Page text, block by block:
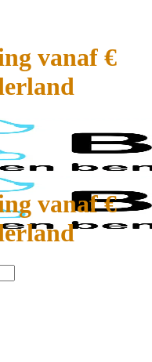
vanaf €
vanaf €